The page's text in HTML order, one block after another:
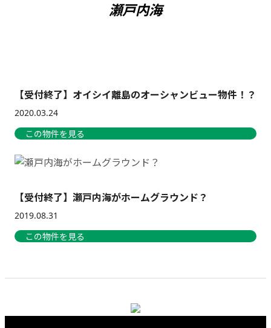
瀬戸内海
【受付終了】オイシイ離島のオーシャンビュー物件！？
2020.03.24
この物件を見る
【受付終了】瀬戸内海がホームグラウンド？
2019.08.31
この物件を見る